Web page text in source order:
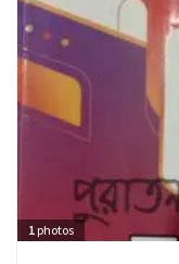
1 photos